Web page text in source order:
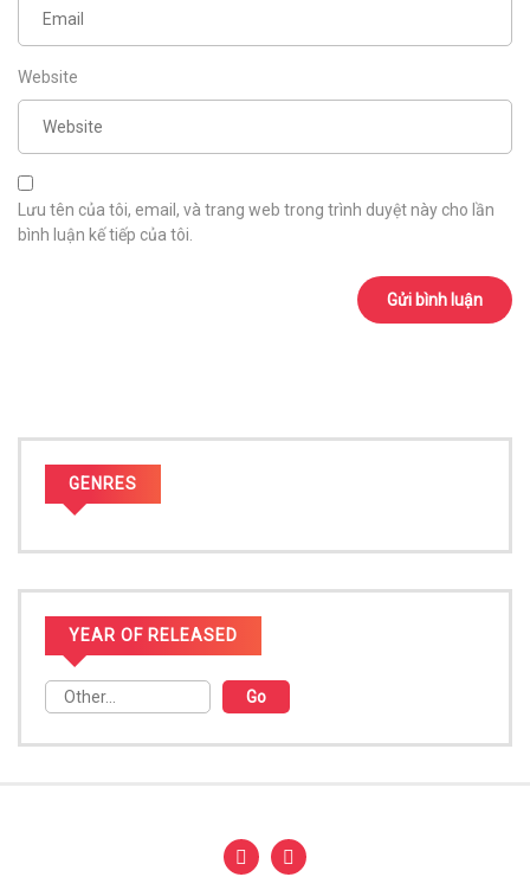
Website
Lưu tên của tôi, email, và trang web trong trình duyệt này cho lần
bình luận kế tiếp của tôi.
GENRES
YEAR OF RELEASED